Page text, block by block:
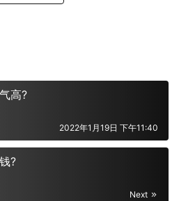
高?
2022年1月19日 下午11:40
?
Next